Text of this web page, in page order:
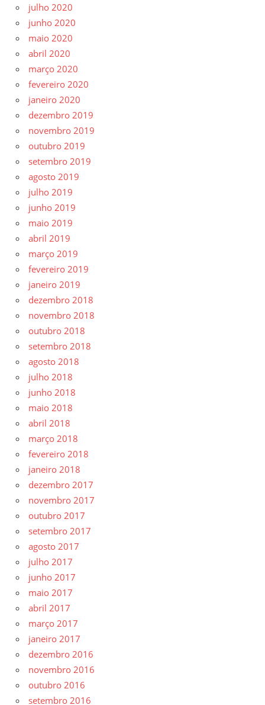
julho 2020
junho 2020
maio 2020
abril 2020
março 2020
fevereiro 2020
janeiro 2020
dezembro 2019
novembro 2019
outubro 2019
setembro 2019
agosto 2019
julho 2019
junho 2019
maio 2019
abril 2019
março 2019
fevereiro 2019
janeiro 2019
dezembro 2018
novembro 2018
outubro 2018
setembro 2018
agosto 2018
julho 2018
junho 2018
maio 2018
abril 2018
março 2018
fevereiro 2018
janeiro 2018
dezembro 2017
novembro 2017
outubro 2017
setembro 2017
agosto 2017
julho 2017
junho 2017
maio 2017
abril 2017
março 2017
janeiro 2017
dezembro 2016
novembro 2016
outubro 2016
setembro 2016